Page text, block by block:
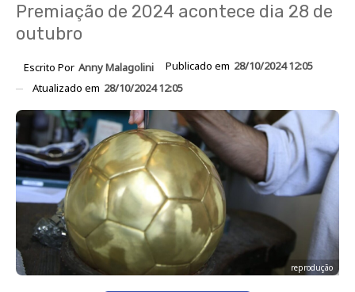
Premiação de 2024 acontece dia 28 de
outubro
Escrito Por Anny Malagolini Publicado em 28/10/2024 12:05
Atualizado em 28/10/2024 12:05
reprodução